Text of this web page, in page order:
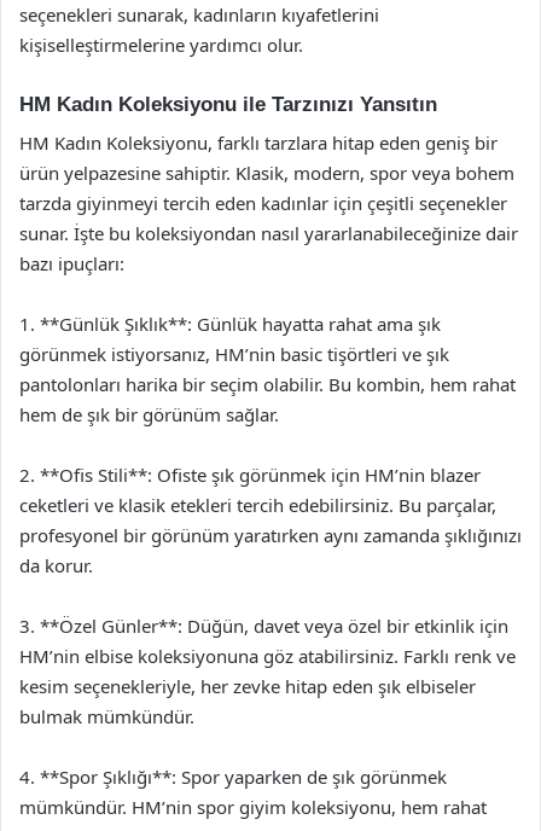
seçenekleri sunarak, kadınların kıyafetlerini
kişiselleştirmelerine yardımcı olur.
HM Kadın Koleksiyonu ile Tarzınızı Yansıtın
HM Kadın Koleksiyonu, farklı tarzlara hitap eden geniş bir
ürün yelpazesine sahiptir. Klasik, modern, spor veya bohem
tarzda giyinmeyi tercih eden kadınlar için çeşitli seçenekler
sunar. İşte bu koleksiyondan nasıl yararlanabileceğinize dair
bazı ipuçları:
1. **Günlük Şıklık**: Günlük hayatta rahat ama şık
görünmek istiyorsanız, HM’nin basic tişörtleri ve şık
pantolonları harika bir seçim olabilir. Bu kombin, hem rahat
hem de şık bir görünüm sağlar.
2. **Ofis Stili**: Ofiste şık görünmek için HM’nin blazer
ceketleri ve klasik etekleri tercih edebilirsiniz. Bu parçalar,
profesyonel bir görünüm yaratırken aynı zamanda şıklığınızı
da korur.
3. **Özel Günler**: Düğün, davet veya özel bir etkinlik için
HM’nin elbise koleksiyonuna göz atabilirsiniz. Farklı renk ve
kesim seçenekleriyle, her zevke hitap eden şık elbiseler
bulmak mümkündür.
4. **Spor Şıklığı**: Spor yaparken de şık görünmek
mümkündür. HM’nin spor giyim koleksiyonu, hem rahat